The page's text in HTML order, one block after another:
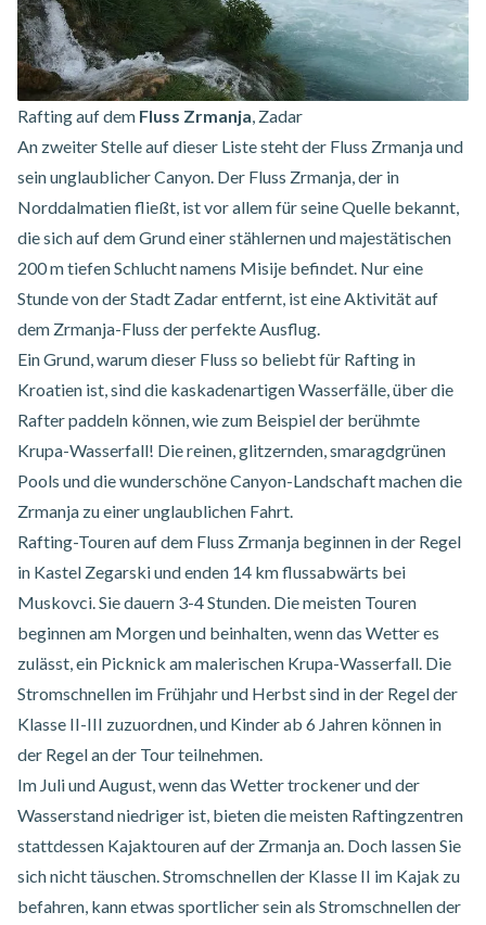
Rafting auf dem Fluss Zrmanja, Zadar
An zweiter Stelle auf dieser Liste steht der Fluss Zrmanja und
sein unglaublicher Canyon. Der Fluss Zrmanja, der in
Norddalmatien fließt, ist vor allem für seine Quelle bekannt,
die sich auf dem Grund einer stählernen und majestätischen
200 m tiefen Schlucht namens Misije befindet. Nur eine
Stunde von der Stadt Zadar entfernt, ist eine Aktivität auf
dem Zrmanja-Fluss der perfekte Ausflug.
Ein Grund, warum dieser Fluss so beliebt für Rafting in
Kroatien ist, sind die kaskadenartigen Wasserfälle, über die
Rafter paddeln können, wie zum Beispiel der berühmte
Krupa-Wasserfall! Die reinen, glitzernden, smaragdgrünen
Pools und die wunderschöne Canyon-Landschaft machen die
Zrmanja zu einer unglaublichen Fahrt.
Rafting-Touren auf dem Fluss Zrmanja beginnen in der Regel
in Kastel Zegarski und enden 14 km flussabwärts bei
Muskovci. Sie dauern 3-4 Stunden. Die meisten Touren
beginnen am Morgen und beinhalten, wenn das Wetter es
zulässt, ein Picknick am malerischen Krupa-Wasserfall. Die
Stromschnellen im Frühjahr und Herbst sind in der Regel der
Klasse II-III zuzuordnen, und Kinder ab 6 Jahren können in
der Regel an der Tour teilnehmen.
Im Juli und August, wenn das Wetter trockener und der
Wasserstand niedriger ist, bieten die meisten Raftingzentren
stattdessen Kajaktouren auf der Zrmanjaan. Doch lassen Sie
sich nicht täuschen. Stromschnellen der Klasse II im Kajak zu
befahren, kann etwas sportlicher sein als Stromschnellen der